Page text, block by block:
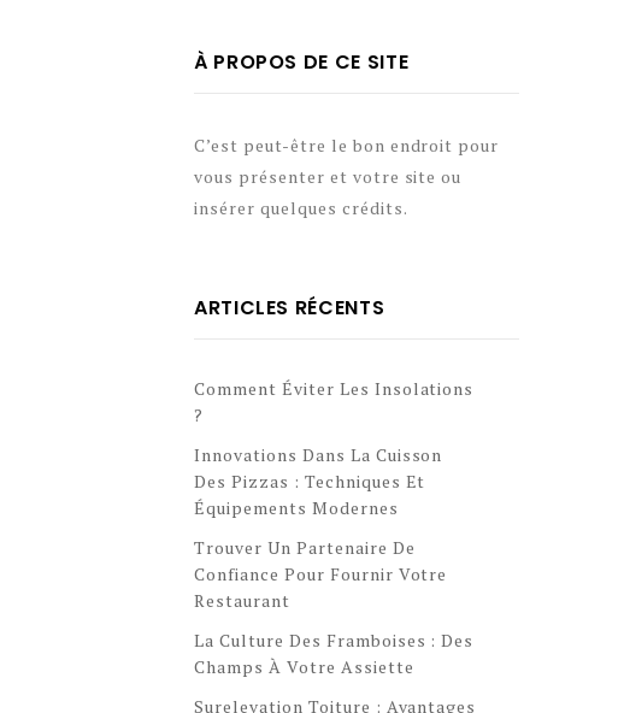
À PROPOS DE CE SITE
C’est peut-être le bon endroit pour
vous présenter et votre site ou
insérer quelques crédits.
ARTICLES RÉCENTS
Comment Éviter Les Insolations
?
Innovations Dans La Cuisson
Des Pizzas : Techniques Et
Équipements Modernes
Trouver Un Partenaire De
Confiance Pour Fournir Votre
Restaurant
La Culture Des Framboises : Des
Champs À Votre Assiette
Surelevation Toiture : Avantages